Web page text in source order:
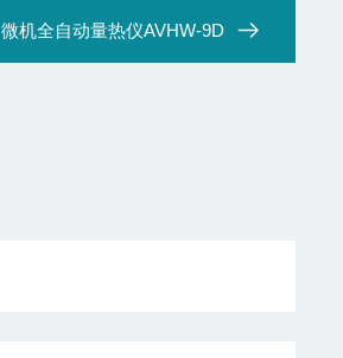
微机全自动量热仪AVHW-9D